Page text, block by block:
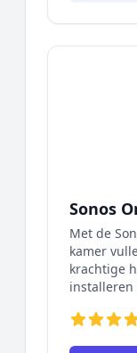
Sonos
Met de
kamer
krachtige
installeren